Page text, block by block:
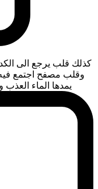
كذلك قلب يرجع الى
وقلب مصفح اجتمع فيه
يمدها الماء